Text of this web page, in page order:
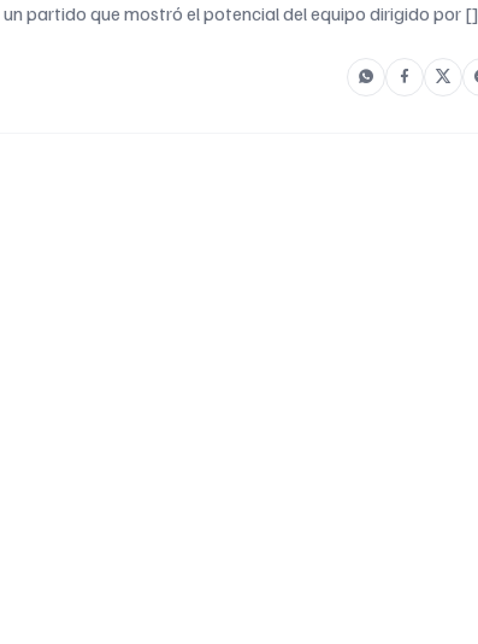
partido que mostró el potencial del equipo dirigido por []